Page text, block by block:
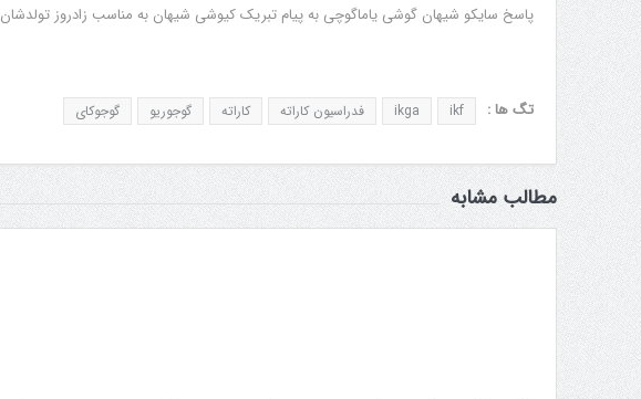
پاسخ سایکو شیهان گوشی یاماگوچی به پیام تبریک کیوشی شیهان به مناسب زادروز تولدشان
تگ ها : ikf
ikga فدراسیون کاراته کاراته گوجوریو گوجوکای
مطالب مشابه